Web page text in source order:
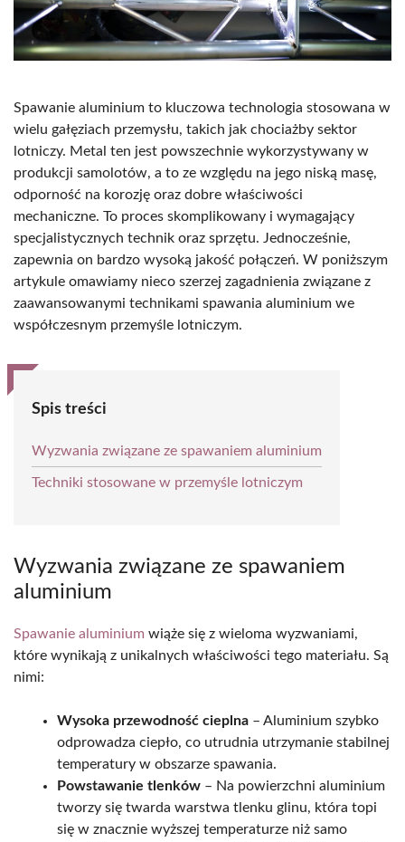
Spawanie aluminium to kluczowa technologia stosowana w
wielu gałęziach przemysłu, takich jak chociażby sektor
lotniczy. Metal ten jest powszechnie wykorzystywany w
produkcji samolotów, a to ze względu na jego niską masę,
odporność na korozję oraz dobre właściwości
mechaniczne. To proces skomplikowany i wymagający
specjalistycznych technik oraz sprzętu. Jednocześnie,
zapewnia on bardzo wysoką jakość połączeń. W poniższym
artykule omawiamy nieco szerzej zagadnienia związane z
zaawansowanymi technikami spawania aluminium we
współczesnym przemyśle lotniczym.
Spis treści
Wyzwania związane ze spawaniem aluminium
Techniki stosowane w przemyśle lotniczym
Wyzwania związane ze spawaniem
aluminium
Spawanie aluminium wiąże się z wieloma wyzwaniami,
które wynikają z unikalnych właściwości tego materiału. Są
nimi:
Wysoka przewodność cieplna – Aluminium szybko
odprowadza ciepło, co utrudnia utrzymanie stabilnej
temperatury w obszarze spawania.
Powstawanie tlenków – Na powierzchni aluminium
tworzy się twarda warstwa tlenku glinu, która topi
się w znacznie wyższej temperaturze niż samo